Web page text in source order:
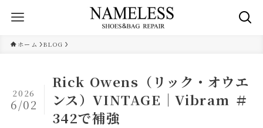
ホーム BLOG
Rick Owens（リック・オウエ
ンス）VINTAGE｜Vibram ＃
342で補強
2026
6/02